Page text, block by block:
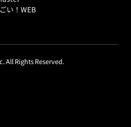
い！WEB
All Rights Reserved.